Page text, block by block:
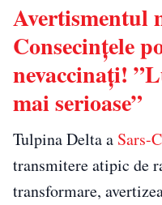
Avertismentul
Consecințele
nevaccinați!
mai serioase”
Tulpina Delta a Sars-
transmitere atipic de
transformare,